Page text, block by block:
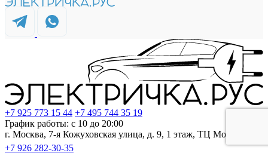
+7 925 773 15 44 +7 495 744 35 19
График работы: с 10 до 20:00
г. Москва, 7-я Кожуховская улица, д. 9, 1 этаж, ТЦ Мозаика
+7 926 282-30-35